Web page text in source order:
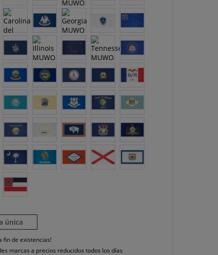
única
fin de existencias!
marcas a precios reducidos todos los días